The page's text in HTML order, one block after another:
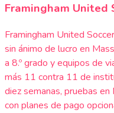
Framingham United
Framingham United
sin ánimo de lucro en
a 8.º grado y equipos de
más 11 contra 11 de
diez semanas, pruebas
con planes de pago